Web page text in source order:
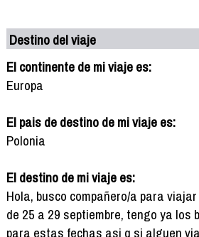
Destino del viaje
El continente de mi viaje es:
Europa
El pais de destino de mi viaje es:
Polonia
El destino de mi viaje es:
Hola, busco compañero/a para
de 25 a 29 septiembre, tengo ya los
para estas fechas asi q si alguen